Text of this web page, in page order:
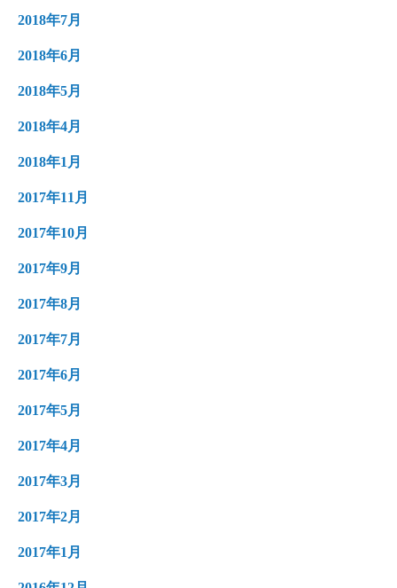
2018年7月
2018年6月
2018年5月
2018年4月
2018年1月
2017年11月
2017年10月
2017年9月
2017年8月
2017年7月
2017年6月
2017年5月
2017年4月
2017年3月
2017年2月
2017年1月